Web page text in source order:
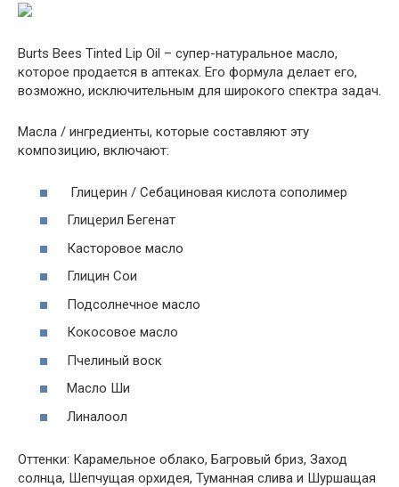
Burts Bees Tinted Lip Oil – супер-натуральное масло,
которое продается в аптеках. Его формула делает его,
возможно, исключительным для широкого спектра задач.
Масла / ингредиенты, которые составляют эту
композицию, включают:
Глицерин / Себациновая кислота сополимер
Глицерил Бегенат
Касторовое масло
Глицин Сои
Подсолнечное масло
Кокосовое масло
Пчелиный воск
Масло Ши
Линалоол
Оттенки: Карамельное облако, Багровый бриз, Заход
солнца, Шепчущая орхидея, Туманная слива и Шуршащая